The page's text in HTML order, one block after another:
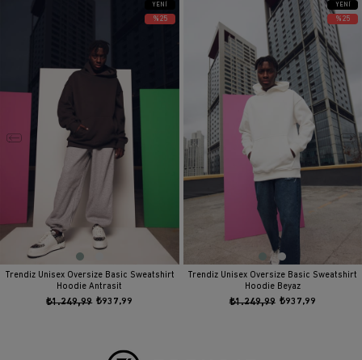
Trendiz Unisex Oversize Basic Sweatshirt
Hoodie Antrasit
₺937,99
₺1.249,99
YENI
ÜRÜN
%25
Trendiz Unisex Oversize Basic Sweatshirt
Hoodie Beyaz
₺937,99
₺1.249,99
YENI
ÜRÜN
%25